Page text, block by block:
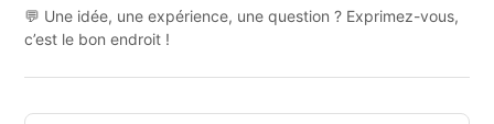
💬 Une idée, une expérience, une question ? Exprimez-vous,
c’est le bon endroit !